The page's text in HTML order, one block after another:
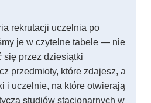
rekrutacji uczelnia po
je w czytelne tabele — nie
się przez dziesiątki
przedmioty, które zdajesz, a
i uczelnie, na które otwierają
studiów stacjonarnych w